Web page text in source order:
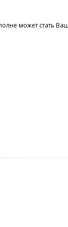
может стать